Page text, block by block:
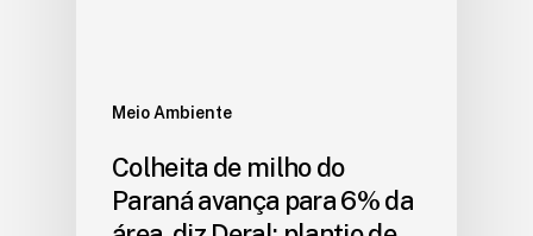
Meio Ambiente
Colheita de milho do
Paraná avança para 6% da